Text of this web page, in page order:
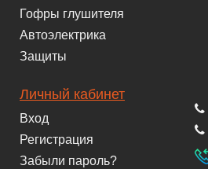
Гофры глушителя
Автоэлектрика
Защиты
Личный кабинет
Вход
Регистрация
Забыли пароль?